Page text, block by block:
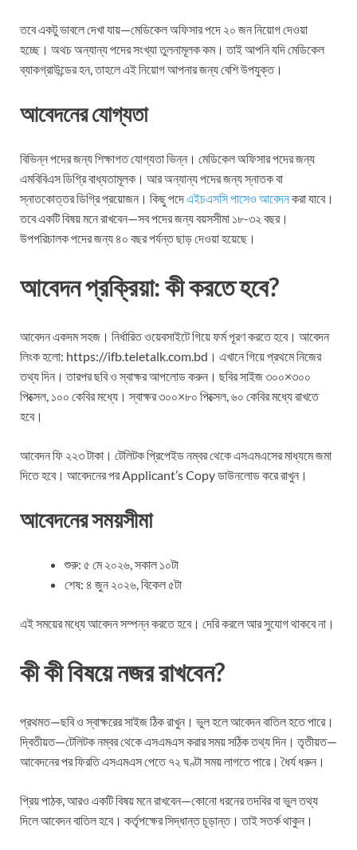
তবে একটু ভাবলে দেখা যায়—মেডিকেল অফিসার পদে ২০ জন নিয়োগ দেওয়া
হচ্ছে। অথচ অন্যান্য পদের সংখ্যা তুলনামূলক কম। তাই আপনি যদি মেডিকেল
ব্যাকগ্রাউন্ডের হন, তাহলে এই নিয়োগ আপনার জন্য বেশি উপযুক্ত।
আবেদনের যোগ্যতা
বিভিন্ন পদের জন্য শিক্ষাগত যোগ্যতা ভিন্ন। মেডিকেল অফিসার পদের জন্য
এমবিবিএস ডিগ্রি বাধ্যতামূলক। আর অন্যান্য পদের জন্য স্নাতক বা
স্নাতকোত্তর ডিগ্রি প্রয়োজন। কিছু পদেএইচএসসি পাসেও আবেদনকরা যাবে।
তবে একটি বিষয় মনে রাখবেন—সব পদের জন্য বয়সসীমা ১৮-৩২ বছর।
উপপরিচালক পদের জন্য ৪০ বছর পর্যন্ত ছাড় দেওয়া হয়েছে।
আবেদন প্রক্রিয়া: কী করতে হবে?
আবেদন একদম সহজ। নির্ধারিত ওয়েবসাইটে গিয়ে ফর্ম পূরণ করতে হবে। আবেদন
লিংক হলো: https://ifb.teletalk.com.bd। এখানে গিয়ে প্রথমে নিজের
তথ্য দিন। তারপর ছবি ও স্বাক্ষর আপলোড করুন। ছবির সাইজ ৩০০×৩০০
পিক্সেল, ১০০ কেবির মধ্যে। স্বাক্ষর ৩০০×৮০ পিক্সেল, ৬০ কেবির মধ্যে রাখতে
হবে।
আবেদন ফি ২২৩ টাকা। টেলিটক প্রিপেইড নম্বর থেকে এসএমএসের মাধ্যমে জমা
দিতে হবে। আবেদনের পর Applicant’s Copy ডাউনলোড করে রাখুন।
আবেদনের সময়সীমা
শুরু: ৫ মে ২০২৬, সকাল ১০টা
শেষ: ৪ জুন ২০২৬, বিকেল ৫টা
এই সময়ের মধ্যে আবেদন সম্পন্ন করতে হবে। দেরি করলে আর সুযোগ থাকবে না।
কী কী বিষয়ে নজর রাখবেন?
প্রথমত—ছবি ও স্বাক্ষরের সাইজ ঠিক রাখুন। ভুল হলে আবেদন বাতিল হতে পারে।
দ্বিতীয়ত—টেলিটক নম্বর থেকে এসএমএস করার সময় সঠিক তথ্য দিন। তৃতীয়ত—
আবেদনের পর ফিরতি এসএমএস পেতে ৭২ ঘণ্টা সময় লাগতে পারে। ধৈর্য ধরুন।
প্রিয় পাঠক, আরও একটি বিষয় মনে রাখবেন—কোনো ধরনের তদবির বা ভুল তথ্য
দিলে আবেদন বাতিল হবে। কর্তৃপক্ষের সিদ্ধান্ত চূড়ান্ত। তাই সতর্ক থাকুন।